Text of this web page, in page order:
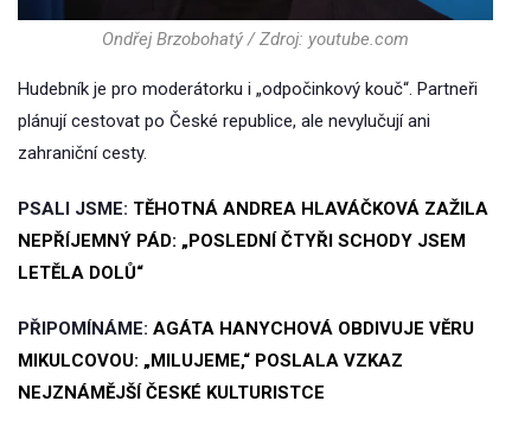
Ondřej Brzobohatý / Zdroj: youtube.com
Hudebník je pro moderátorku i „odpočinkový kouč“. Partneři
plánují cestovat po České republice, ale nevylučují ani
zahraniční cesty.
PSALI JSME: TĚHOTNÁ ANDREA HLAVÁČKOVÁ ZAŽILA
NEPŘÍJEMNÝ PÁD: „POSLEDNÍ ČTYŘI SCHODY JSEM
LETĚLA DOLŮ“
PŘIPOMÍNÁME: AGÁTA HANYCHOVÁ OBDIVUJE VĚRU
MIKULCOVOU: „MILUJEME,“ POSLALA VZKAZ
NEJZNÁMĚJŠÍ ČESKÉ KULTURISTCE